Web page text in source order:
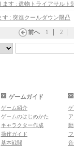
ます : 遺物トライアサルト
す : 突進クールダウン限凸
前へ 1 2
ゲームガイド
ゲーム紹介
ゲームのはじめかた
キャラクター作成
操作ガイド
基本戦闘